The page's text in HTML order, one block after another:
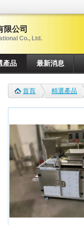
限公司
Co., Ltd.
產品 最新消息
首頁 精選產品